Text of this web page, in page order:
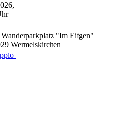
"Im Eifgen"
Wermelskirchen